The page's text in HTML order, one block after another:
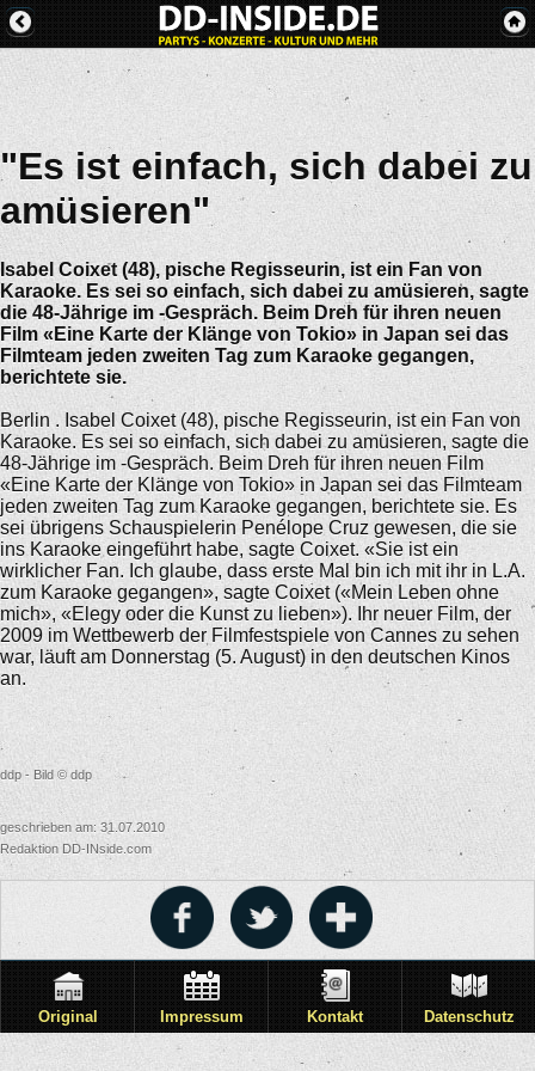
"Es ist einfach, sich dabei zu
amüsieren"
Isabel Coixet (48), pische Regisseurin, ist ein Fan von
Karaoke. Es sei so einfach, sich dabei zu amüsieren, sagte
die 48-Jährige im -Gespräch. Beim Dreh für ihren neuen
Film «Eine Karte der Klänge von Tokio» in Japan sei das
Filmteam jeden zweiten Tag zum Karaoke gegangen,
berichtete sie.
Berlin . Isabel Coixet (48), pische Regisseurin, ist ein Fan von
Karaoke. Es sei so einfach, sich dabei zu amüsieren, sagte die
48-Jährige im -Gespräch. Beim Dreh für ihren neuen Film
«Eine Karte der Klänge von Tokio» in Japan sei das Filmteam
jeden zweiten Tag zum Karaoke gegangen, berichtete sie. Es
sei übrigens Schauspielerin Penélope Cruz gewesen, die sie
ins Karaoke eingeführt habe, sagte Coixet. «Sie ist ein
wirklicher Fan. Ich glaube, dass erste Mal bin ich mit ihr in L.A.
zum Karaoke gegangen», sagte Coixet («Mein Leben ohne
mich», «Elegy oder die Kunst zu lieben»). Ihr neuer Film, der
2009 im Wettbewerb der Filmfestspiele von Cannes zu sehen
war, läuft am Donnerstag (5. August) in den deutschen Kinos
an.
ddp - Bild © ddp
geschrieben am: 31.07.2010
Redaktion DD-INside.com
Original Impressum Kontakt Datenschutz